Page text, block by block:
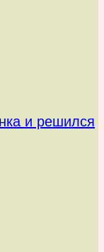
и решился